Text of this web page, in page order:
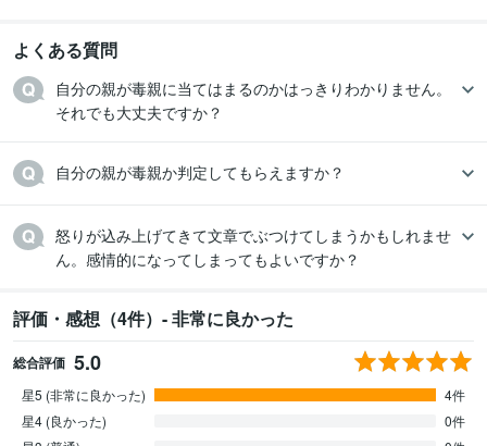
よくある質問
自分の親が毒親に当てはまるのかはっきりわかりません。
それでも大丈夫ですか？
自分の親が毒親か判定してもらえますか？
怒りが込み上げてきて文章でぶつけてしまうかもしれませ
ん。感情的になってしまってもよいですか？
評価・感想（4件）- 非常に良かった
総合評価 5.0
星5 (非常に良かった)
4件
星4 (良かった)
0件